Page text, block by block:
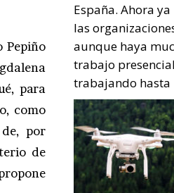
Pepiño
para
como
por
de
España. Ahora
las
aunque haya
trabajo
trabajando hasta